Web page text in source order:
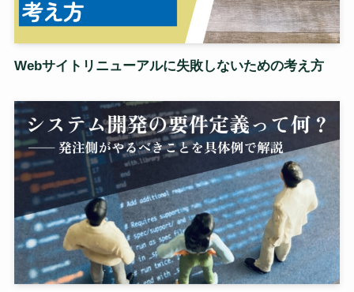
Webサイトリニューアルに失敗しないための考え方